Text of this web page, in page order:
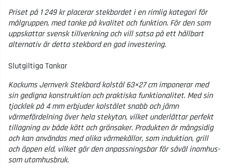
Priset på 1 249 kr placerar stekbordet i en rimlig kategori för
målgruppen, med tanke på kvalitet och funktion. För den som
uppskattar svensk tillverkning och vill satsa på ett hållbart
alternativ är detta stekbord en god investering.
Slutgiltiga Tankar
Kockums Jernverk Stekbord kolstål 63×27 cm imponerar med
sin gedigna konstruktion och praktiska funktionalitet. Med sin
tjocklek på 4 mm erbjuder kolstålet snabb och jämn
värmefördelning över hela stekytan, vilket underlättar perfekt
tillagning av både kött och grönsaker. Produkten är mångsidig
och kan användas med olika värmekällor, som induktion, grill
och öppen eld, vilket gör den anpassningsbar för såväl inomhus-
som utomhusbruk.